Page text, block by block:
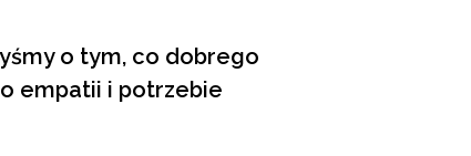
o tym, co dobrego
empatii i potrzebie